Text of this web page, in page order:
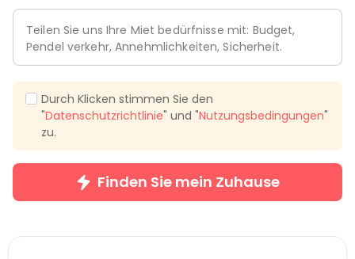
Teilen Sie uns Ihre Miet bedürfnisse mit: Budget,
Pendel verkehr, Annehmlichkeiten, Sicherheit.
Durch Klicken stimmen Sie den
"Datenschutzrichtlinie" und "Nutzungsbedingungen"
zu.
Finden Sie mein Zuhause